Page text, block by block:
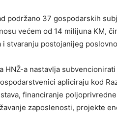
podržano 37 gospodarskih
većem od 14 milijuna KM,
i stvaranju postojanijeg
HNŽ-a nastavlja
apliciraju kod
financiranje
zaposlenosti, projekte